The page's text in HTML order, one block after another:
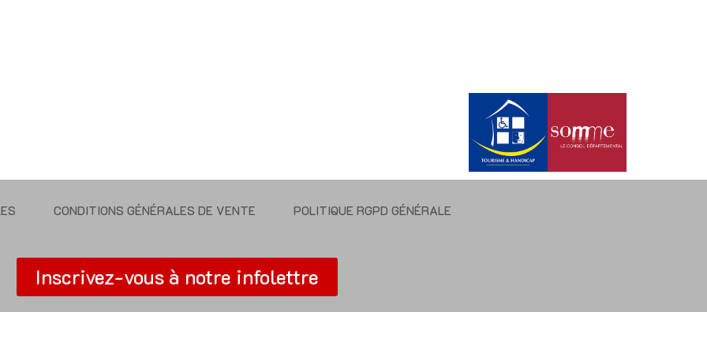
CONDITIONS GÉNÉRALES DE VENTE POLITIQUE RGPD GÉNÉRALE
Inscrivez-vous à notre infolettre